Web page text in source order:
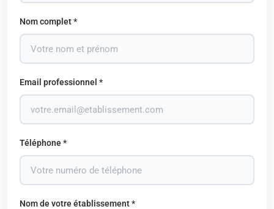
Nom complet *
Email professionnel *
Téléphone *
Nom de votre établissement *